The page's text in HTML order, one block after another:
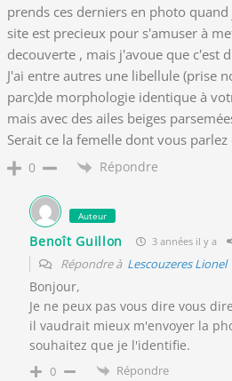
prends ces derniers en photo
site est precieux pour s'amuser à
decouverte , mais j'avoue que c'est
J'ai entre autres une libellule (prise
parc)de morphologie identique à
mais avec des ailes beiges
Serait ce la femelle dont vous
0 Répondre
Auteur
Benoît Guillon 3 années il y a
Répondre à Lescouzeres Lionel
Bonjour,
Je ne peux pas vous dire vous
il vaudrait mieux m'envoyer la
souhaitez que je l'identifie.
0 Répondre